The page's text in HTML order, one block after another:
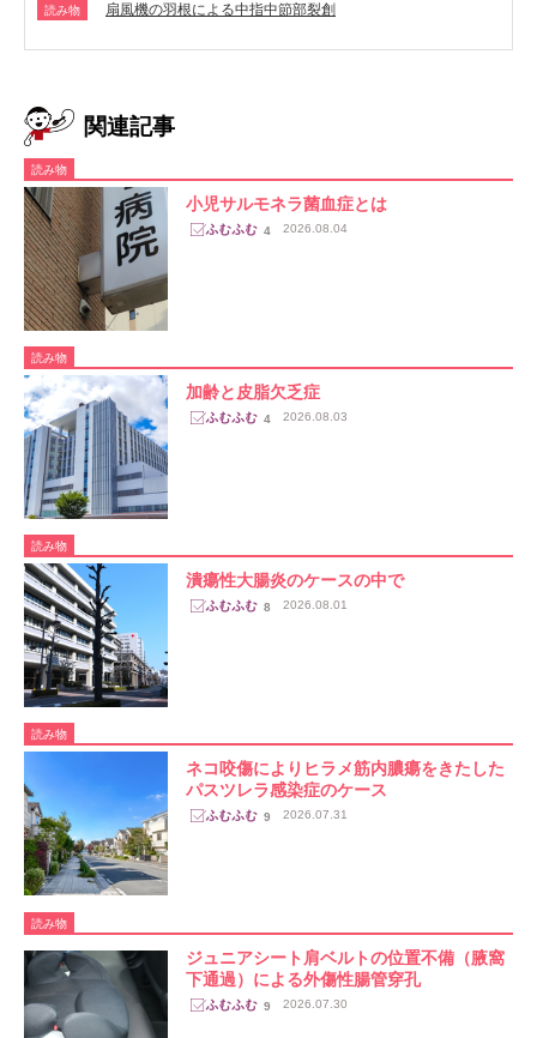
読み物 扇風機の羽根による中指中節部裂創
関連記事
読み物
小児サルモネラ菌血症とは
4 2026.08.04
読み物
加齢と皮脂欠乏症
4 2026.08.03
読み物
潰瘍性大腸炎のケースの中で
8 2026.08.01
読み物
ネコ咬傷によりヒラメ筋内膿瘍をきたした
パスツレラ感染症のケース
9 2026.07.31
読み物
ジュニアシート肩ベルトの位置不備（腋窩
下通過）による外傷性腸管穿孔
9 2026.07.30